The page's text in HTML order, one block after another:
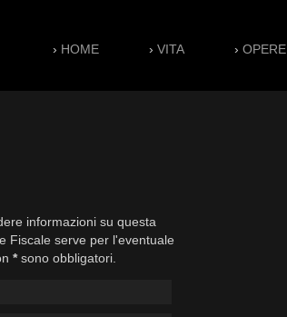
› HOME ›VITA ›OPERE
informazioni su questa
Fiscale serve per l'eventuale
*sono obbligatori.